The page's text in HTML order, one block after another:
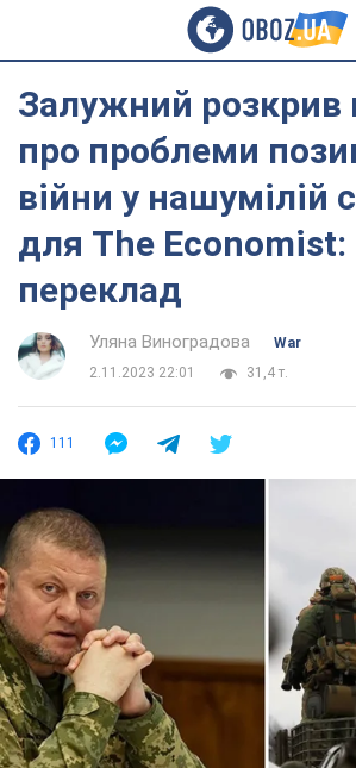
Залужний розкрив
про проблеми
війни у нашумілій
для The
переклад
Уляна Виноградова
War
2.11.2023 22:01
31,4 т.
111